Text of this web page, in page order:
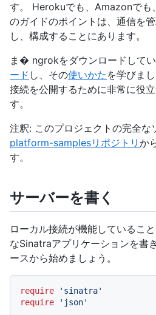
す。 Herokuでも、Amazonでも
のガイドのポイントは、通信を
し、構成することにあります。
ま� ngrokをダウンロードして
ード し、その使いかた を学びま
接続を公開するために非常に役
す。
注釈: このプロジェクトの完全な
platform-samplesリポジトリ か
す。
サーバーを書く
ローカル接続が機能しているこ
なSinatraアプリケーションを書
ースから始めましょう。
require
'sinatra'
require
'json'